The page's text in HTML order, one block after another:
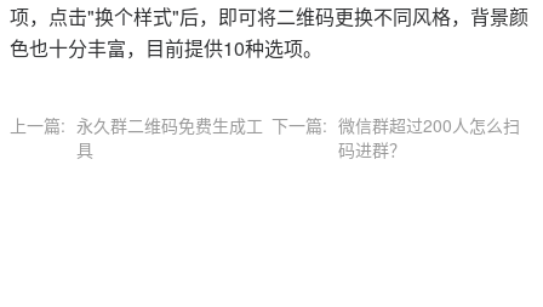
项，点击"换个样式"后，即可将二维码更换不同风格，背景颜
色也十分丰富，目前提供10种选项。
上一篇: 永久群二维码免费生成工
具
下一篇: 微信群超过200人怎么扫
码进群？